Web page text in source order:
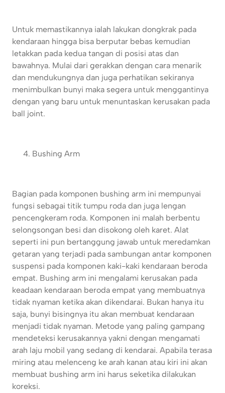
Untuk memastikannya ialah lakukan dongkrak pada
kendaraan hingga bisa berputar bebas kemudian
letakkan pada kedua tangan di posisi atas dan
bawahnya. Mulai dari gerakkan dengan cara menarik
dan mendukungnya dan juga perhatikan sekiranya
menimbulkan bunyi maka segera untuk menggantinya
dengan yang baru untuk menuntaskan kerusakan pada
ball joint.
Bushing Arm
Bagian pada komponen bushing arm ini mempunyai
fungsi sebagai titik tumpu roda dan juga lengan
pencengkeram roda. Komponen ini malah berbentu
selongsongan besi dan disokong oleh karet. Alat
seperti ini pun bertanggung jawab untuk meredamkan
getaran yang terjadi pada sambungan antar komponen
suspensi pada komponen kaki-kaki kendaraan beroda
empat. Bushing arm ini mengalami kerusakan pada
keadaan kendaraan beroda empat yang membuatnya
tidak nyaman ketika akan dikendarai. Bukan hanya itu
saja, bunyi bisingnya itu akan membuat kendaraan
menjadi tidak nyaman. Metode yang paling gampang
mendeteksi kerusakannya yakni dengan mengamati
arah laju mobil yang sedang di kendarai. Apabila terasa
miring atau melenceng ke arah kanan atau kiri ini akan
membuat bushing arm ini harus seketika dilakukan
koreksi.